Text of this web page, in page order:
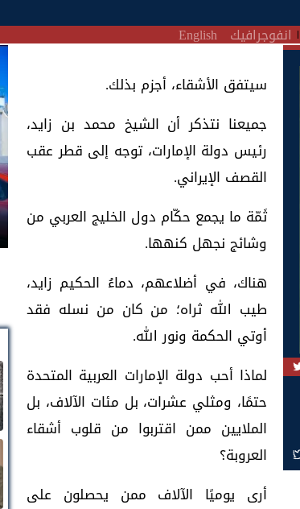
انفوجرافيك English
سيتفق الأشقاء، أجزم بذلك.
جميعنا نتذكر أن الشيخ محمد بن زايد،
رئيس دولة الإمارات، توجه إلى قطر عقب
القصف الإيراني.
ثَمّة ما يجمع حكّام دول الخليج العربي من
وشائج نجهل كنهها.
هناك، في أضلاعهم، دماءُ الحكيم زايد،
طيب الله ثراه؛ من كان من نسله فقد
أوتي الحكمة ونور الله.
لماذا أحب دولة الإمارات العربية المتحدة
حتمًا، ومثلي عشرات، بل مئات الآلاف، بل
الملايين ممن اقتربوا من قلوب أشقاء
العروبة؟
أرى يوميًا الآلاف ممن يحصلون على